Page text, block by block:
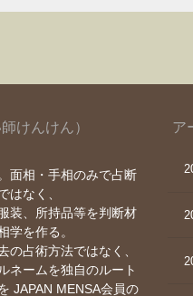
けんけん）
面相・手相のみで占断
はなく、
装、所持品等を判断材
学を作る。
の占術方法ではなく、
ネームを独自のルート
JAPAN MENSA会員の
ア